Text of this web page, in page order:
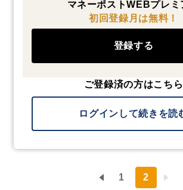
マネーポストWEBプレミ
初回登録月は無料！
登録する
ご登録済の方はこちら
ログインして続きを読
1 2